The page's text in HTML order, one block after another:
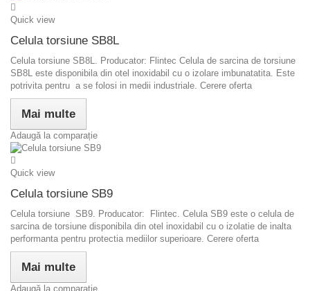
Quick view
Celula torsiune SB8L
Celula torsiune SB8L. Producator: Flintec Celula de sarcina de torsiune
SB8L este disponibila din otel inoxidabil cu o izolare imbunatatita. Este
potrivita pentru a se folosi in medii industriale. Cerere oferta
Mai multe
Adaugă la comparație
Quick view
Celula torsiune SB9
Celula torsiune SB9. Producator: Flintec. Celula SB9 este o celula de
sarcina de torsiune disponibila din otel inoxidabil cu o izolatie de inalta
performanta pentru protectia mediilor superioare. Cerere oferta
Mai multe
Adaugă la comparație